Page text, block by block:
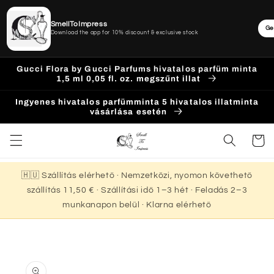
Ugrás a
tartalomhoz
Gucci Flora by Gucci Parfums hivatalos parfüm minta
1,5 ml 0,05 fl. oz. megszűnt illat
Ingyenes hivatalos parfümminta 5 hivatalos illatminta
vásárlása esetén
Kosár
🇭🇺 Szállítás elérhető · Nemzetközi, nyomon követhető
szállítás 11,50 € · Szállítási idő 1–3 hét · Feladás 2–3
munkanapon belül · Klarna elérhető
a
SmellToImpress
Download the app for 10% discount & exclusive stock